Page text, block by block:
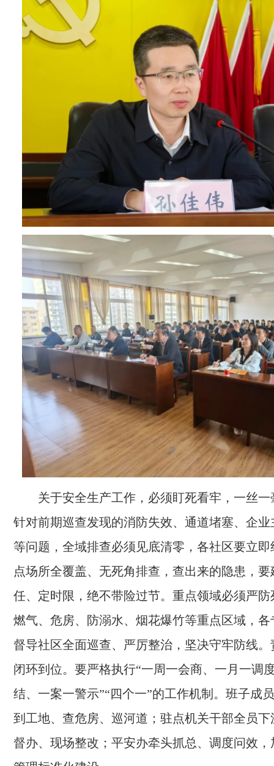
关于安全生产工作，必须盯死看牢，一丝
针对前期巡查发现的消防失效、通道堵塞、企
等问题，全域排查必须见底清零，各社区要立
点场所全覆盖、无死角排查，查出来的隐患，
任、定时限，绝不带险过节。重点领域必须严
燃气、危房、防溺水、烟花爆竹等重点区域，
督导社区全面巡查、严厉整治，坚决守牢防线
闭环到位。要严格执行“一周一会商、一月一调
结、一案一警示”“四个一”的工作机制。班子成
到工地、查危房、巡河道；驻点机关干部全员
督办、现场整改；平安办牵头抓总、调度问效